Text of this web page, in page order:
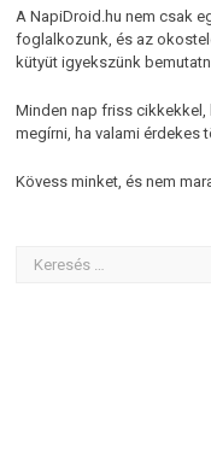
A NapiDroid.hu nem csak
foglalkozunk, és az
kütyüt igyekszünk
Minden nap friss cikkekkel,
megírni, ha valami érdekes
Kövess minket, és nem